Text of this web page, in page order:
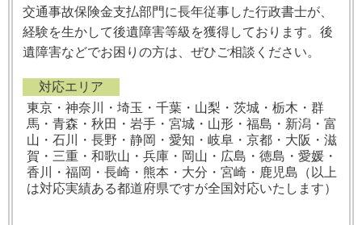
交通事故保険金支払部門に長年従事した行政書士が、
経験を生かして後遺障害等級を獲得しております。後
遺障害などでお困りの方は、ぜひご相談ください。
対応エリア
東京・神奈川・埼玉・千葉・山梨・茨城・栃木・群
馬・青森・秋田・岩手・宮城・山形・福島・新潟・富
山・石川・長野・静岡・愛知・岐阜・京都・大阪・滋
賀・三重・和歌山・兵庫・岡山・広島・徳島・愛媛・
香川・福岡・長崎・熊本・大分・宮崎・鹿児島（以上
は対応実績ある都道府県ですが全国対応いたします）